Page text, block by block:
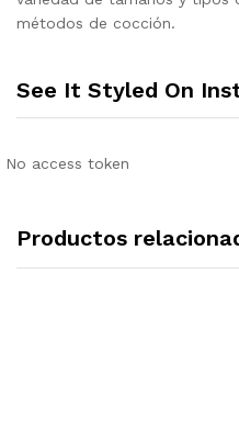
métodos de cocción.
See It Styled On
No access token
Productos